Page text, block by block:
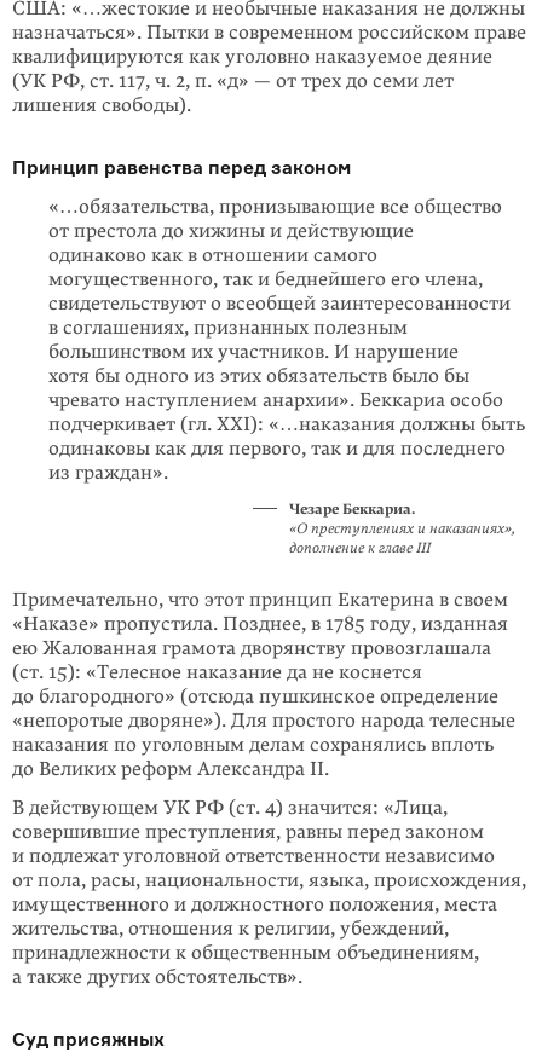
США: «…жестокие и необычные наказания не должны
назначаться». Пытки в современном российском праве
квалифицируются как уголовно наказуемое деяние
(УК РФ, ст. 117, ч. 2, п. «д» — от трех до семи лет
лишения свободы).
Принцип равенства перед законом
«…обязательства, пронизывающие все общество
от престола до хижины и действующие
одинаково как в отношении самого
могущественного, так и беднейшего его члена,
свидетельствуют о всеобщей заинтересованности
в соглашениях, признанных полезным
большинством их участников. И нарушение
хотя бы одного из этих обязательств было бы
чревато наступлением анархии». Беккариа особо
подчеркивает (гл. XXI): «…наказания должны быть
одинаковы как для первого, так и для последнего
из граждан».
Чезаре Беккариа.
«О преступлениях и наказаниях»,
дополнение к главе III
Примечательно, что этот принцип Екатерина в своем
«Наказе» пропустила. Позднее, в 1785 году, изданная
ею Жалованная грамота дворянству провозглашала
(ст. 15): «Телесное наказание да не коснется
до благородного» (отсюда пушкинское определение
«непоротые дворяне»). Для простого народа телесные
наказания по уголовным делам сохранялись вплоть
до Великих реформ Александра II.
В действующем УК РФ (ст. 4) значится: «Лица,
совершившие преступления, равны перед законом
и подлежат уголовной ответственности независимо
от пола, расы, национальности, языка, происхождения,
имущественного и должностного положения, места
жительства, отношения к религии, убеждений,
принадлежности к общественным объединениям,
а также других обстоятельств».
Суд присяжных